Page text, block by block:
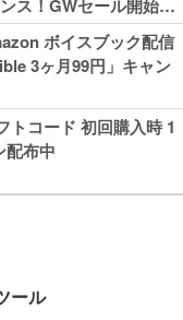
ス！GWセール開始！
カドカワ祭やIT関連本
ボイスブック配信
3ヶ月99円」キャン
トコード 初回購入時 1
配布中
ール